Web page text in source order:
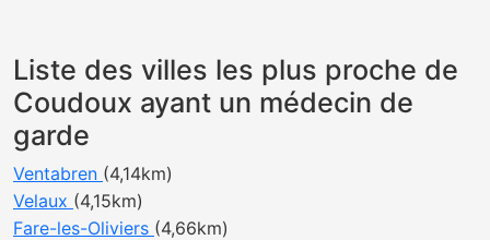
Liste des villes les plus proche de
Coudoux ayant un médecin de
garde
Ventabren (4,14km)
Velaux (4,15km)
Fare-les-Oliviers (4,66km)